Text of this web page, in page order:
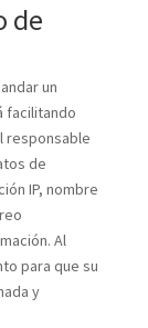
de
un
facilitando
responsable
de
IP, nombre
Al
para que su
y